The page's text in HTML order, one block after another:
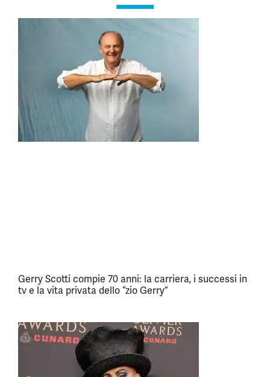
Gerry Scotti compie 70 anni: la carriera, i successi in
tv e la vita privata dello “zio Gerry”